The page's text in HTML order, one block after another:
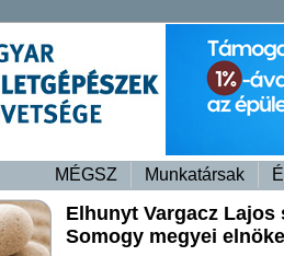
MÉGSZ Munkatársak
Elhunyt Vargacz
Somogy megyei elnöke